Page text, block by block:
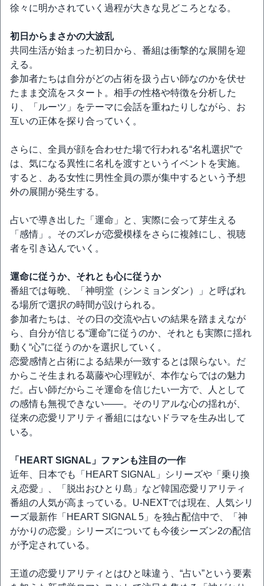
徐々に明かされていく過程が大きな見どころとなる。
初日からまさかの大波乱
共同生活が始まった初日から、番組は衝撃的な展開を迎
える。
参加者たちは自分がどの占術を扱う占い師なのかを伏せ
たまま交流をスタート。相手の性格や特徴を分析した
り、「ルーツ」をテーマに会話を重ねたりしながら、お
互いの正体を探り合っていく。
さらに、全員が顔を合わせた場で行われる“名札選択”で
は、気になる異性に名札を渡すというイベントを実施。
すると、ある女性に男性全員の票が集中するという予想
外の展開が発生する。
占いで導き出した「運命」と、実際に会って芽生える
「感情」。そのズレが恋愛模様をさらに複雑にし、視聴
者を引き込んでいく。
運命に従うか、それとも心に従うか
番組では毎晩、「神明堂（シンミョンダン）」と呼ばれ
る場所で選択の時間が設けられる。
参加者たちは、その日の交流や占いの結果を踏まえなが
ら、自分が信じる“運命”に従うのか、それとも実際に揺れ
動く“心”に従うのかを選択していく。
恋愛感情と占術による結果が一致するとは限らない。だ
からこそ生まれる葛藤や心理戦が、本作ならではの魅力
だ。占い師だからこそ運命を信じたい一方で、人として
の感情も無視できない――。そのリアルな心の揺れが、
従来の恋愛リアリティ番組にはないドラマを生み出して
いる。
「HEART SIGNAL」ファンも注目の一作
近年、日本でも「HEART SIGNAL」シリーズや「乗り換
え恋愛」、「脱出おひとり島」など韓国恋愛リアリティ
番組の人気が高まっている。U-NEXTでは現在、人気シリ
ーズ最新作「HEART SIGNAL 5」を独占配信中で、「神
がかりの恋愛」シリーズについても今後シーズン2の配信
が予定されている。
王道の恋愛リアリティとはひと味違う、“占い”という要素